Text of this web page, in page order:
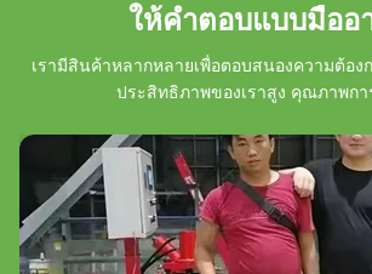
ให้คําตอบแบบมืออ
เรามีสินค้าหลากหลายเพื่อตอบสนองความต้อง
ประสิทธิภาพของเราสูง คุณภาพกา